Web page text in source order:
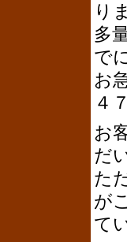
り
多
で
お
４
お
だ
た
が
て